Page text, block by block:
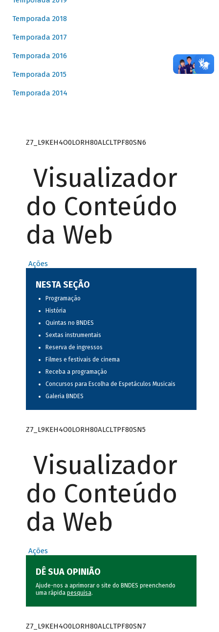
Temporada 2018
Temporada 2017
Temporada 2016
Temporada 2015
Temporada 2014
Z7_L9KEH4O0LORH80ALCLTPF80SN6
Visualizador
do Conteúdo
da Web
Ações
NESTA SEÇÃO
Programação
História
Quintas no BNDES
Sextas instrumentais
Reserva de ingressos
Filmes e festivais de cinema
Receba a programação
Concursos para Escolha de Espetáculos Musicais
Galeria BNDES
Z7_L9KEH4O0LORH80ALCLTPF80SN5
Visualizador
do Conteúdo
da Web
Ações
DÊ SUA OPINIÃO
Ajude-nos a aprimorar o site do BNDES preenchendo
uma rápida pesquisa.
Z7_L9KEH4O0LORH80ALCLTPF80SN7